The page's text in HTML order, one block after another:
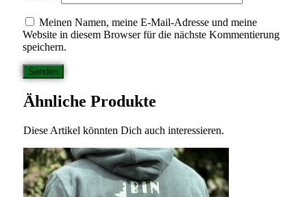
Meinen Namen, meine E-Mail-Adresse und meine
Website in diesem Browser für die nächste Kommentierung
speichern.
Ähnliche Produkte
Diese Artikel könnten Dich auch interessieren.